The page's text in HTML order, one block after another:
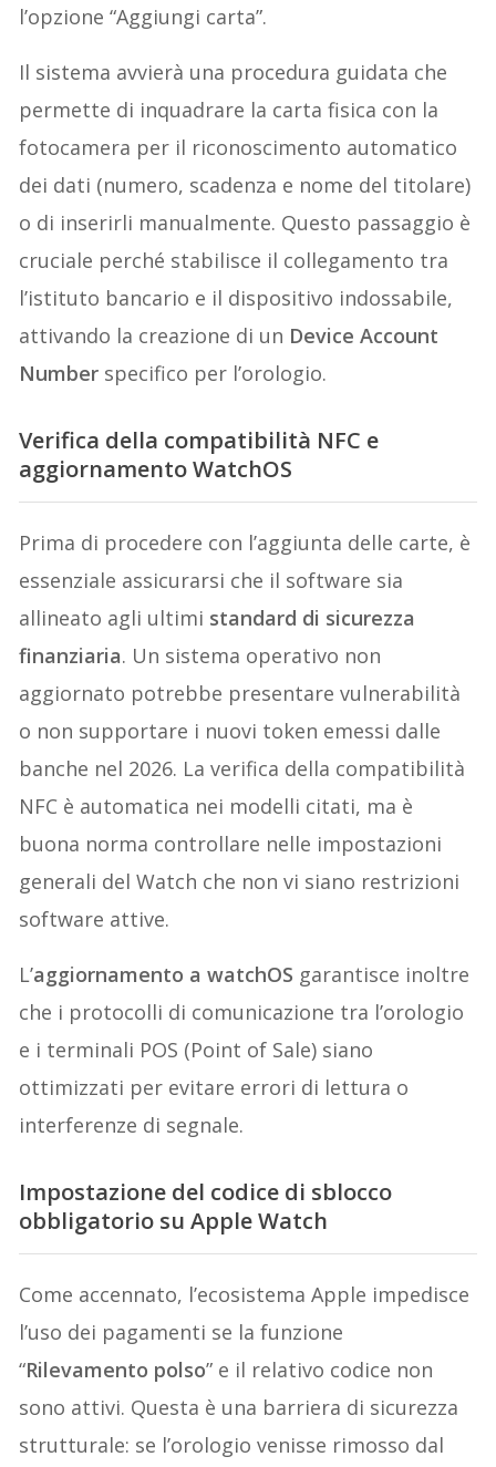
l’opzione “Aggiungi carta”.
Il sistema avvierà una procedura guidata che
permette di inquadrare la carta fisica con la
fotocamera per il riconoscimento automatico
dei dati (numero, scadenza e nome del titolare)
o di inserirli manualmente. Questo passaggio è
cruciale perché stabilisce il collegamento tra
l’istituto bancario e il dispositivo indossabile,
attivando la creazione di un Device Account
Number specifico per l’orologio.
Verifica della compatibilità NFC e
aggiornamento WatchOS
Prima di procedere con l’aggiunta delle carte, è
essenziale assicurarsi che il software sia
allineato agli ultimi standard di sicurezza
finanziaria. Un sistema operativo non
aggiornato potrebbe presentare vulnerabilità
o non supportare i nuovi token emessi dalle
banche nel 2026. La verifica della compatibilità
NFC è automatica nei modelli citati, ma è
buona norma controllare nelle impostazioni
generali del Watch che non vi siano restrizioni
software attive.
L’aggiornamento a watchOS garantisce inoltre
che i protocolli di comunicazione tra l’orologio
e i terminali POS (Point of Sale) siano
ottimizzati per evitare errori di lettura o
interferenze di segnale.
Impostazione del codice di sblocco
obbligatorio su Apple Watch
Come accennato, l’ecosistema Apple impedisce
l’uso dei pagamenti se la funzione
“Rilevamento polso” e il relativo codice non
sono attivi. Questa è una barriera di sicurezza
strutturale: se l’orologio venisse rimosso dal